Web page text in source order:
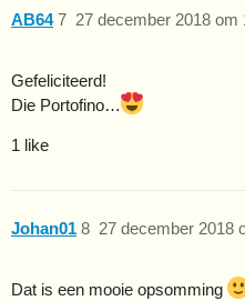
AB64 27 december 2018 om
7
Gefeliciteerd!
Die Portofino…
1 like
Johan01 27 december 2018
8
Dat is een mooie opsomming